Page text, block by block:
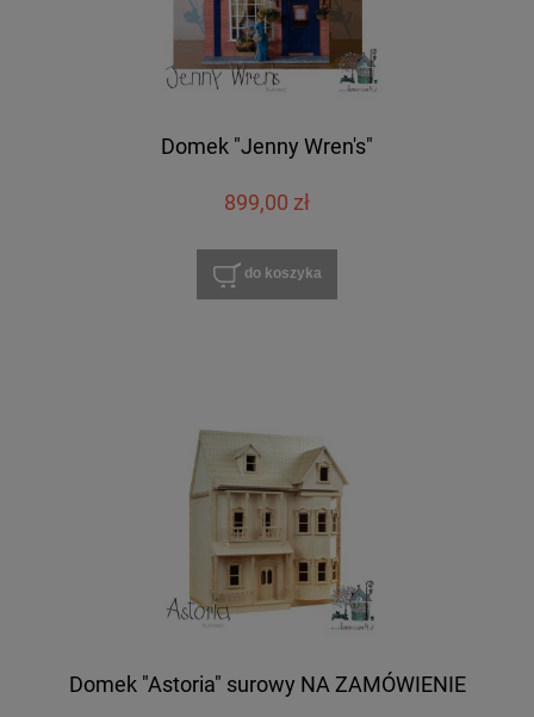
Domek "Jenny Wren's"
899,00 zł
do koszyka
Domek "Astoria" surowy NA ZAMÓWIENIE